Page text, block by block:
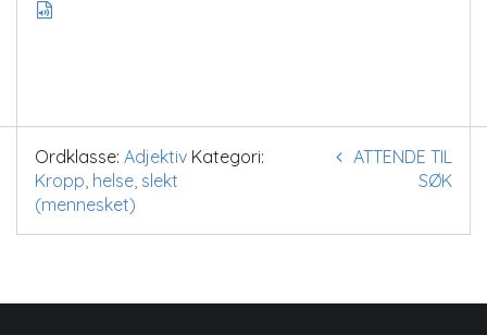
Ordklasse: Adjektiv Kategori:
Kropp, helse, slekt
(mennesket)
ATTENDE TIL
SØK